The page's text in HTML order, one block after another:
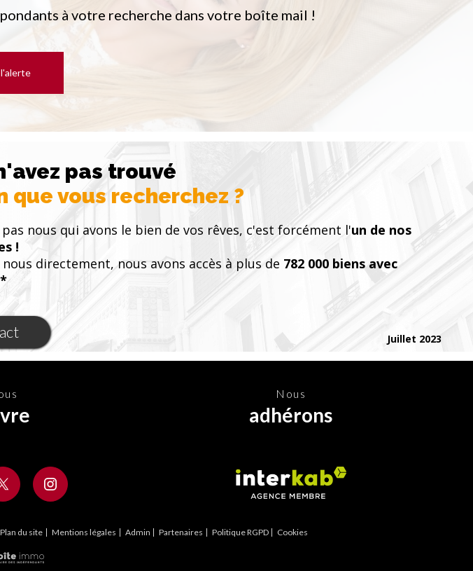
à votre recherche dans votre boîte mail !
pas trouvé
que vous recherchez ?
pas nous qui avons le bien de vos rêves, c'est forcément l'un de nos
!
directement, nous avons accès à plus de 782 000 biens avec
Juillet 2023
nous
adhérons
Plan du site Mentions légales Admin Partenaires Politique RGPD Cookies